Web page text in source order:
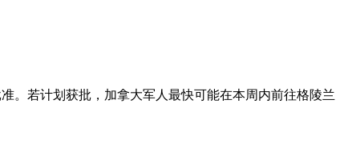
。若计划获批，加拿大军人最快可能在本周内前往格陵兰